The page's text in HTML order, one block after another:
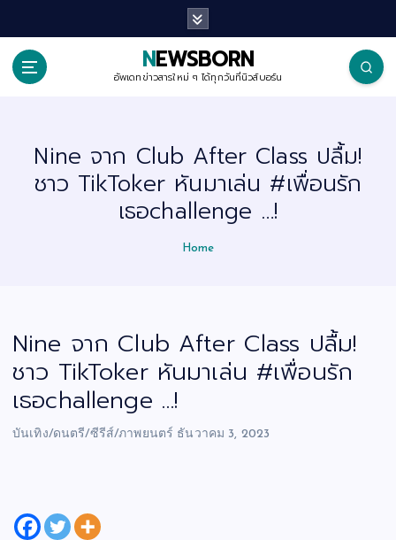
i
NEWSBORN
อัพเดทข่าวสารใหม่ ๆ ได้ทุกวันที่นิวส์บอร์น
Nine จาก Club After Class ปลื้ม!
ชาว TikToker หันมาเล่น #เพื่อนรัก
เธอchallenge …!
Home
Nine จาก Club After Class ปลื้ม!
ชาว TikToker หันมาเล่น #เพื่อนรัก
เธอchallenge …!
บันเทิง/ดนตรี/ซีรีส์/ภาพยนตร์ ธันวาคม 3, 2023